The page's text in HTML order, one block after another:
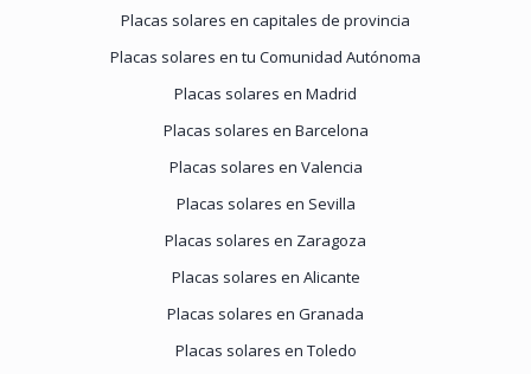
Placas solares en capitales de provincia
Placas solares en tu Comunidad Autónoma
Placas solares en Madrid
Placas solares en Barcelona
Placas solares en Valencia
Placas solares en Sevilla
Placas solares en Zaragoza
Placas solares en Alicante
Placas solares en Granada
Placas solares en Toledo